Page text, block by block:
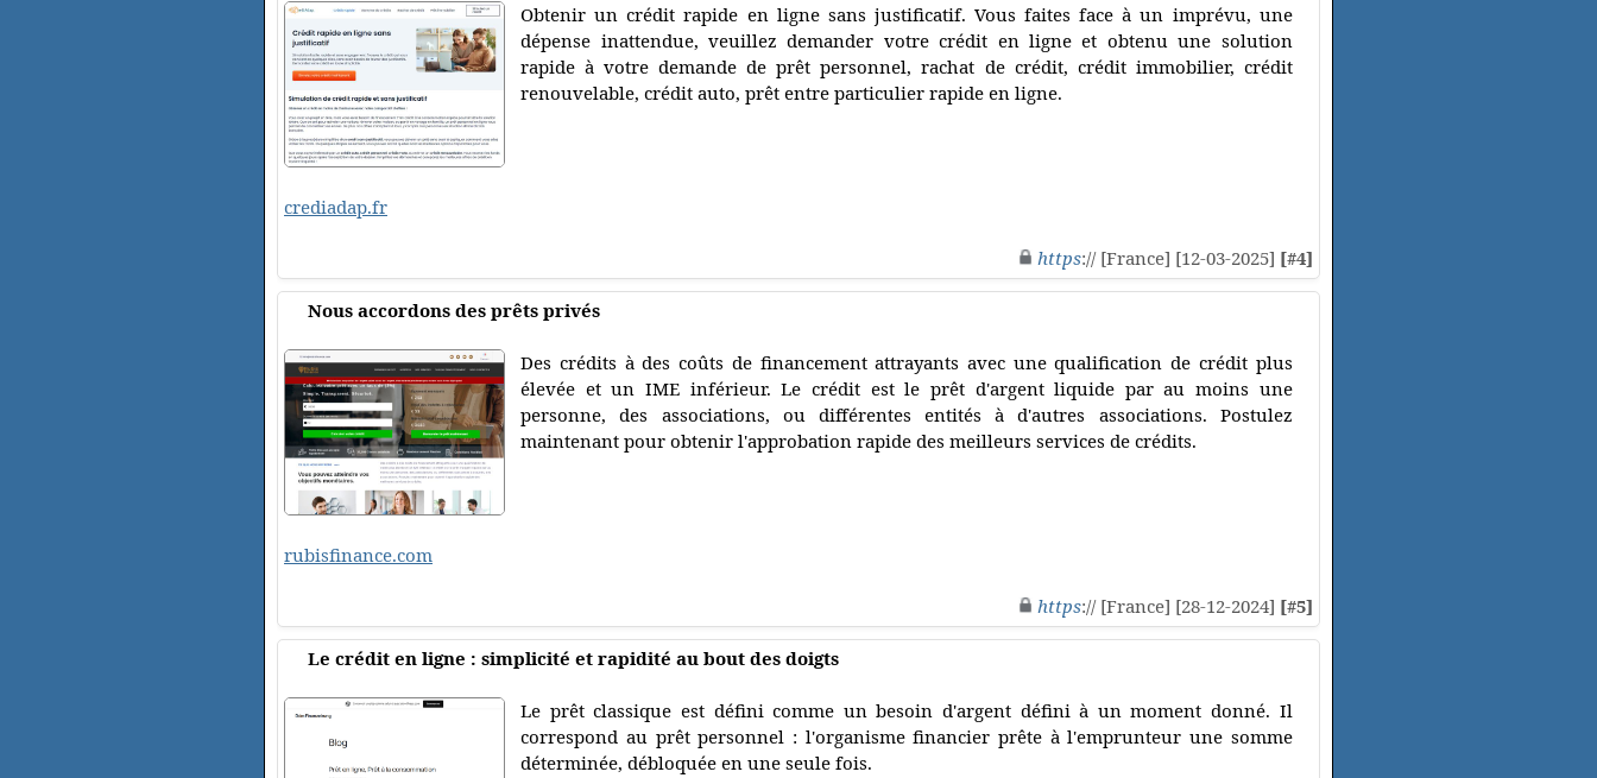
Obtenir un crédit rapide en ligne sans justificatif. Vous faites face à un imprévu, une
dépense inattendue, veuillez demander votre crédit en ligne et obtenu une solution
rapide à votre demande de prêt personnel, rachat de crédit, crédit immobilier, crédit
renouvelable, crédit auto, prêt entre particulier rapide en ligne.
crediadap.fr
https:// [France] [12-03-2025] [#4]
Nous accordons des prêts privés
Des crédits à des coûts de financement attrayants avec une qualification de crédit plus
élevée et un IME inférieur. Le crédit est le prêt d'argent liquide par au moins une
personne, des associations, ou différentes entités à d'autres associations. Postulez
maintenant pour obtenir l'approbation rapide des meilleurs services de crédits.
rubisfinance.com
https:// [France] [28-12-2024] [#5]
Le crédit en ligne : simplicité et rapidité au bout des doigts
Le prêt classique est défini comme un besoin d'argent défini à un moment donné. Il
correspond au prêt personnel : l'organisme financier prête à l'emprunteur une somme
déterminée, débloquée en une seule fois.